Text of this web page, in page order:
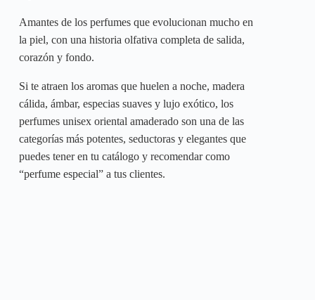
Amantes de los perfumes que evolucionan mucho en
la piel, con una historia olfativa completa de salida,
corazón y fondo.
Si te atraen los aromas que huelen a noche, madera
cálida, ámbar, especias suaves y lujo exótico, los
perfumes unisex oriental amaderado son una de las
categorías más potentes, seductoras y elegantes que
puedes tener en tu catálogo y recomendar como
“perfume especial” a tus clientes.